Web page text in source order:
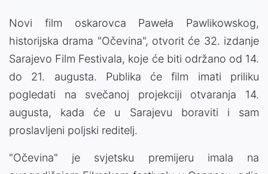
Novi film oskarovca Paweła Pawlikowskog,
historijska drama "Očevina", otvorit će 32. izdanje
Sarajevo Film Festivala, koje će biti održano od 14.
do 21. augusta. Publika će film imati priliku
pogledati na svečanoj projekciji otvaranja 14.
augusta, kada će u Sarajevu boraviti i sam
proslavljeni poljski reditelj.
"Očevina" je svjetsku premijeru imala na